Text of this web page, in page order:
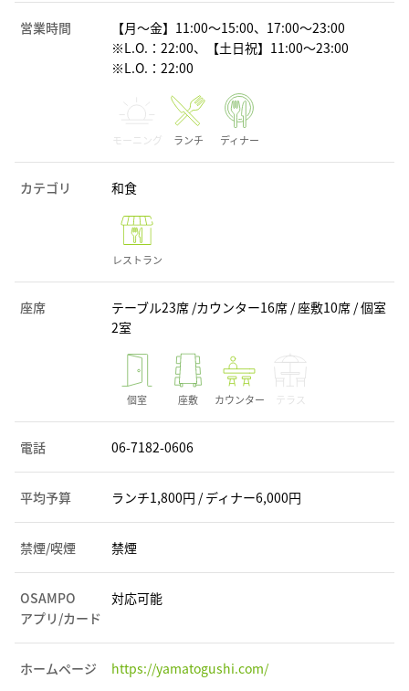
営業時間
【月～金】11:00～15:00、17:00～23:00
※L.O.：22:00、【土日祝】11:00～23:00
※L.O.：22:00
モーニング ランチ ディナー
カテゴリ 和食
レストラン
座席
テーブル23席 /カウンター16席 / 座敷10席 / 個室
2室
個室 座敷 カウンター テラス
電話 06-7182-0606
平均予算 ランチ1,800円 / ディナー6,000円
禁煙/喫煙 禁煙
OSAMPO
アプリ/カード
対応可能
ホームページ https://yamatogushi.com/